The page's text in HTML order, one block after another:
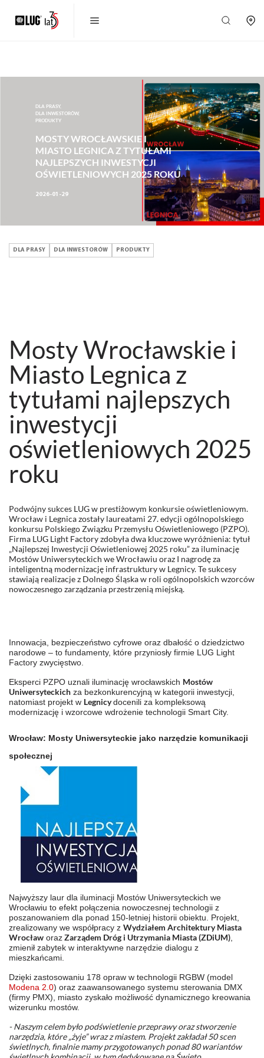
DLA PRASY,
DLA INWESTORÓW,
PRODUKTY
MOSTY WROCŁAWSKIE I
MIASTO LEGNICA Z TYTUŁAMI
NAJLEPSZYCH INWESTYCJI
OŚWIETLENIOWYCH 2025 ROKU
2026-01-29
DLA PRASY DLA INWESTORÓW PRODUKTY
Mosty Wrocławskie i
Miasto Legnica z
tytułami najlepszych
inwestycji
oświetleniowych 2025
roku
Podwójny sukces LUG w prestiżowym konkursie oświetleniowym.
Wrocław i Legnica zostały laureatami 27. edycji ogólnopolskiego
konkursu Polskiego Związku Przemysłu Oświetleniowego (PZPO).
Firma LUG Light Factory zdobyła dwa kluczowe wyróżnienia: tytuł
„Najlepszej Inwestycji Oświetleniowej 2025 roku” za iluminację
Mostów Uniwersyteckich we Wrocławiu oraz I nagrodę za
inteligentną modernizację infrastruktury w Legnicy. Te sukcesy
stawiają realizacje z Dolnego Śląska w roli ogólnopolskich wzorców
nowoczesnego zarządzania przestrzenią miejską.
Innowacja, bezpieczeństwo cyfrowe oraz dbałość o dziedzictwo
narodowe – to fundamenty, które przyniosły firmie LUG Light
Factory zwycięstwo.
Eksperci PZPO uznali iluminację wrocławskich Mostów
Uniwersyteckich za bezkonkurencyjną w kategorii inwestycji,
natomiast projekt w Legnicydocenili za kompleksową
modernizację i wzorcowe wdrożenie technologii Smart City.
Wrocław: Mosty Uniwersyteckie jako narzędzie komunikacji
społecznej
Najwyższy laur dla iluminacji Mostów Uniwersyteckich we
Wrocławiu to efekt połączenia nowoczesnej technologii z
poszanowaniem dla ponad 150-letniej historii obiektu. Projekt,
zrealizowany we współpracy z Wydziałem Architektury Miasta
Wrocław orazZarządem Dróg i Utrzymania Miasta (ZDiUM)
zmienił zabytek w interaktywne narzędzie dialogu z
mieszkańcami.
Dzięki zastosowaniu 178 opraw w technologii RGBW (model
Modena 2.0) oraz zaawansowanego systemu sterowania DMX
(firmy PMX), miasto zyskało możliwość dynamicznego kreowania
wizerunku mostów.
- Naszym celem było podświetlenie przeprawy oraz stworzenie
narzędzia, które „żyje” wraz z miastem. Projekt zakładał 50 scen
świetlnych, finalnie mamy przygotowanych ponad 80 wariantów